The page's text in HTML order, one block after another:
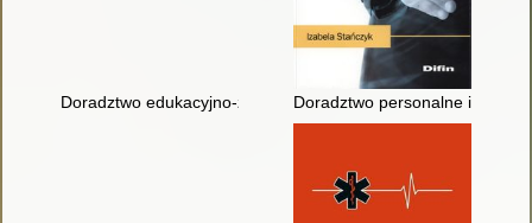
Doradztwo edukacyjno-zawodowe w szkole
Doradztwo personalne i